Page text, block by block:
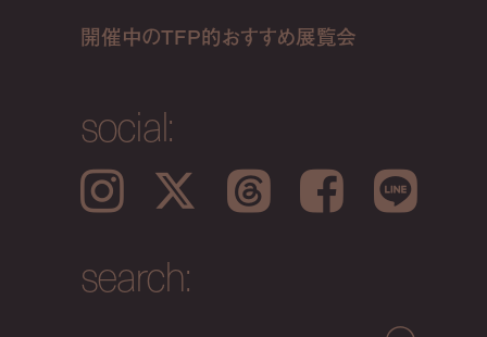
開催中のTFP的おすすめ展覧会
social:
Instagram 𝕏 Threads Facebook LINE
search: